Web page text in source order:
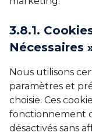
3.8.1.
Nécessaires
Nous utilisons
paramètres et
choisie. Ces
fonctionnement
désactivés sans